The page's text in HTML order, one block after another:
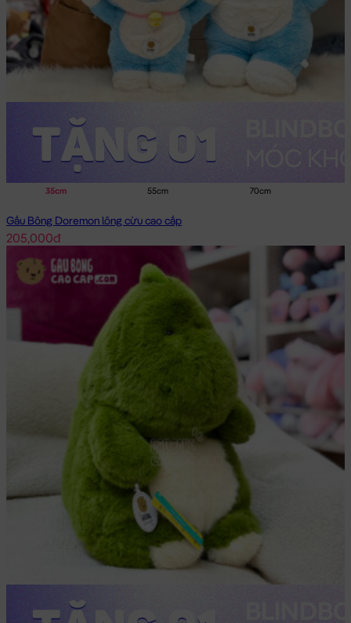
35cm 55cm 70cm
Gấu Bông Doremon lông cừu cao cấp
205,000đ